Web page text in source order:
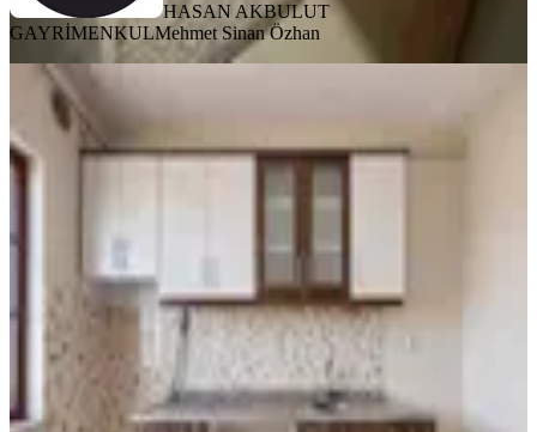
HASAN AKBULUT
GAYRİMENKULMehmet Sinan Özhan
YENİ
Battalgazi, Merkez Beydağı Mahallesi
5. Kat
2.150.000 ₺
Atakan Emlak ATAKAN ATMACA